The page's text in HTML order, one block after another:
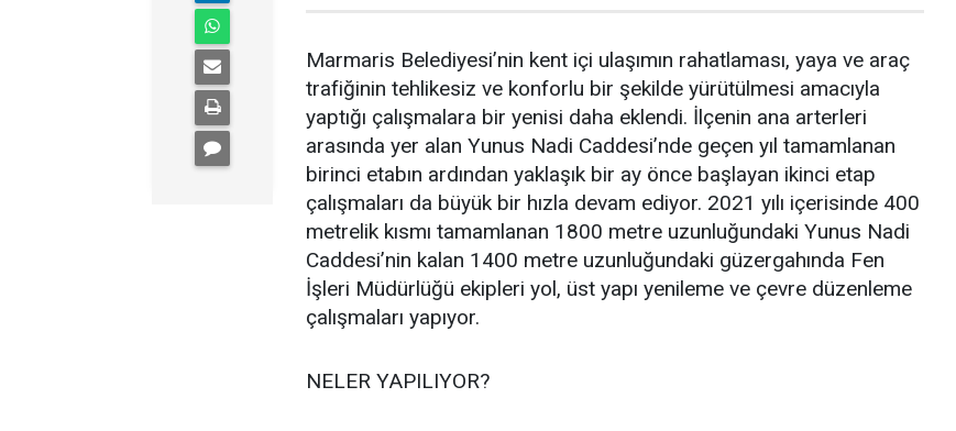
Marmaris Belediyesi’nin kent içi ulaşımın rahatlaması, yaya ve araç
trafiğinin tehlikesiz ve konforlu bir şekilde yürütülmesi amacıyla
yaptığı çalışmalara bir yenisi daha eklendi. İlçenin ana arterleri
arasında yer alan Yunus Nadi Caddesi’nde geçen yıl tamamlanan
birinci etabın ardından yaklaşık bir ay önce başlayan ikinci etap
çalışmaları da büyük bir hızla devam ediyor. 2021 yılı içerisinde 400
metrelik kısmı tamamlanan 1800 metre uzunluğundaki Yunus Nadi
Caddesi’nin kalan 1400 metre uzunluğundaki güzergahında Fen
İşleri Müdürlüğü ekipleri yol, üst yapı yenileme ve çevre düzenleme
çalışmaları yapıyor.
NELER YAPILIYOR?